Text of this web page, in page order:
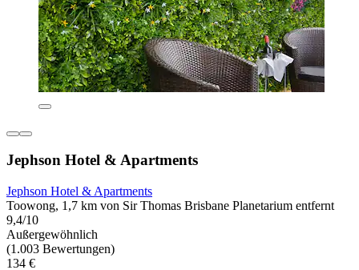
Jephson Hotel & Apartments
Jephson Hotel & Apartments
Toowong, 1,7 km von Sir Thomas Brisbane Planetarium entfernt
9,4/10
Außergewöhnlich
(1.003 Bewertungen)
134 €